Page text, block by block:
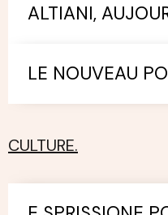
ALTIANI,
LE NOUVEAU
CULTURE.